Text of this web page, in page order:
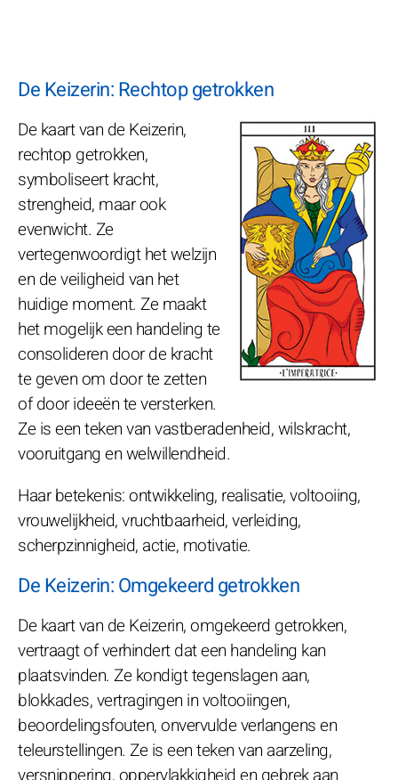
De Keizerin: Rechtop getrokken
De kaart van de Keizerin,
rechtop getrokken,
symboliseert kracht,
strengheid, maar ook
evenwicht. Ze
vertegenwoordigt het welzijn
en de veiligheid van het
huidige moment. Ze maakt
het mogelijk een handeling te
consolideren door de kracht
te geven om door te zetten
of door ideeën te versterken.
Ze is een teken van vastberadenheid, wilskracht,
vooruitgang en welwillendheid.
Haar betekenis: ontwikkeling, realisatie, voltooiing,
vrouwelijkheid, vruchtbaarheid, verleiding,
scherpzinnigheid, actie, motivatie.
De Keizerin: Omgekeerd getrokken
De kaart van de Keizerin, omgekeerd getrokken,
vertraagt of verhindert dat een handeling kan
plaatsvinden. Ze kondigt tegenslagen aan,
blokkades, vertragingen in voltooiingen,
beoordelingsfouten, onvervulde verlangens en
teleurstellingen. Ze is een teken van aarzeling,